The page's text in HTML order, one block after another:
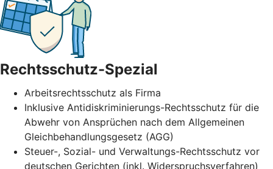
Rechtsschutz-Spezial
Arbeitsrechtsschutz als Firma
Inklusive Antidiskriminierungs-Rechtsschutz für die
Abwehr von Ansprüchen nach dem Allgemeinen
Gleichbehandlungsgesetz (AGG)
Steuer-, Sozial- und Verwaltungs-Rechtsschutz vor
deutschen Gerichten (inkl. Widerspruchsverfahren)